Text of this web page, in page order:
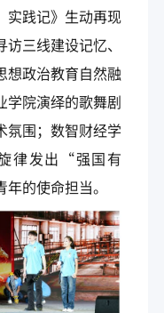
践记》生动再现
三线建设记忆、
想政治教育自然融
学院演绎的歌舞剧
氛围；数智财经学
律发出“强国有
的使命担当。